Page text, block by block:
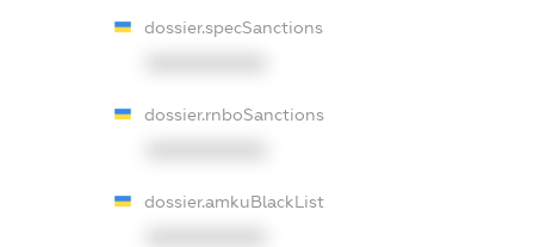
dossier.specSanctions
dossier.rnboSanctions
dossier.amkuBlackList